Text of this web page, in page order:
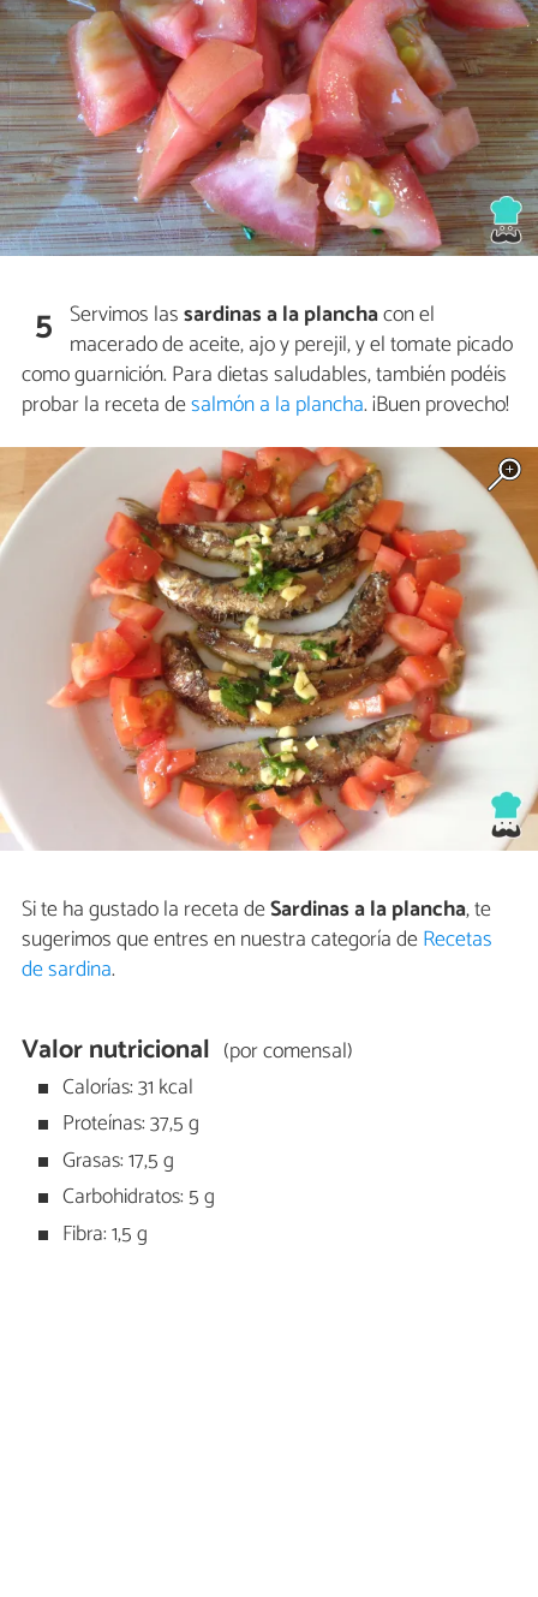
5 Servimos lassardinas a la planchacon el
macerado de aceite, ajo y perejil, y el tomate picado
como guarnición. Para dietas saludables, también podéis
probar la receta desalmón a la plancha. ¡Buen provecho!
Si te ha gustado la receta deSardinas a la plancha, te
sugerimos que entres en nuestra categoría deRecetas
de sardina.
Valor nutricional (por comensal)
Calorías: 31 kcal
Proteínas: 37,5 g
Grasas: 17,5 g
Carbohidratos: 5 g
Fibra: 1,5 g